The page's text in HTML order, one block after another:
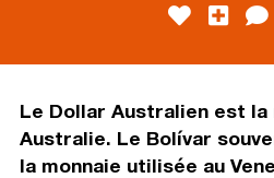
Le Dollar Australien est
Australie. Le Bolívar
la monnaie utilisée au